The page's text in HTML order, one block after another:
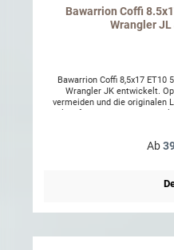
Bawarrion Coffi
Wrangler
Bawarrion Coffi 8,5x17 ET10
Wrangler JK entwickelt.
vermeiden und die originalen
wintertauglich! (NichtAb